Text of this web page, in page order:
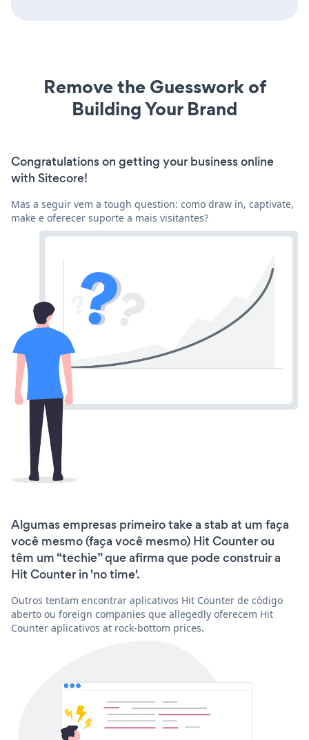
Remove the Guesswork of
Building Your Brand
Congratulations on getting your business online
with Sitecore!
Mas a seguir vem a tough question: como draw in, captivate,
make e oferecer suporte a mais visitantes?
Algumas empresas primeiro take a stab at um faça
você mesmo (faça você mesmo) Hit Counter ou
têm um “techie” que afirma que pode construir a
Hit Counter in 'no time'.
Outros tentam encontrar aplicativos Hit Counter de código
aberto ou foreign companies que allegedly oferecem Hit
Counter aplicativos at rock-bottom prices.